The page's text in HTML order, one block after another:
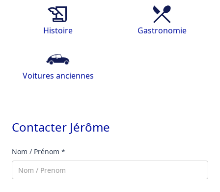
Histoire Gastronomie
Voitures anciennes
Contacter Jérôme
Nom / Prénom *